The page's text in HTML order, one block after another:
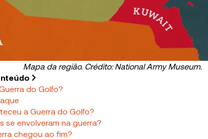
Mapa da região. Crédito: National Army Museum.
do Golfo?
a Guerra do Golfo?
se envolveram na guerra?
chegou ao fim?